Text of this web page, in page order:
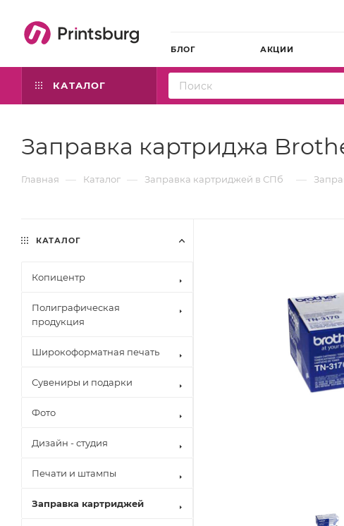
БЛОГ АКЦИИ
КАТАЛОГ
Заправка картриджа
Главная — Каталог — Заправка картриджей в СПб —
КАТАЛОГ
Копицентр
Полиграфическая
продукция
Широкоформатная печать
Сувениры и подарки
Фото
Дизайн - студия
Печати и штампы
Заправка картриджей